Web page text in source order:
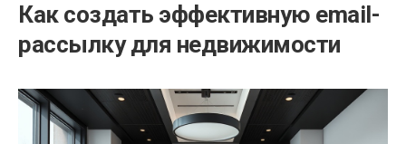
Как создать эффективную email-
рассылку для недвижимости